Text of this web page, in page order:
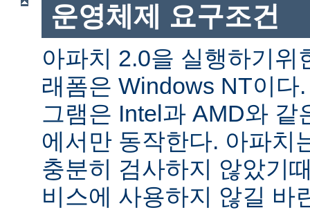
운영체제 요구조건
아파치 2.0을 실행하기위
래폼은 Windows NT이다
그램은 Intel과 AMD와 같
에서만 동작한다. 아파치
충분히 검사하지 않았기
비스에 사용하지 않길 바